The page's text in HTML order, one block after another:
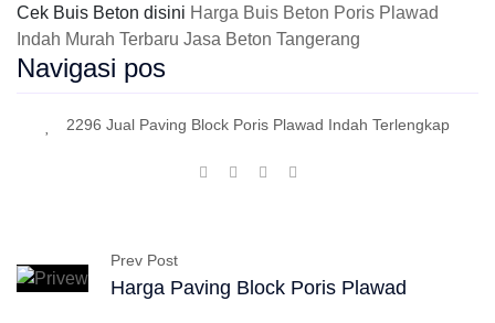
Cek Buis Beton disini Harga Buis Beton Poris Plawad
Indah Murah Terbaru Jasa Beton Tangerang
Navigasi pos
2296 Jual Paving Block Poris Plawad Indah Terlengkap
Prev Post
Harga Paving Block Poris Plawad